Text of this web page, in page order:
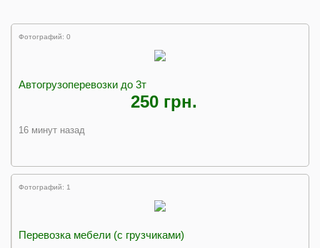
Фотографий: 0
Автогрузоперевозки до 3т
250 грн.
16 минут назад
Фотографий: 1
Перевозка мебели (с грузчиками)